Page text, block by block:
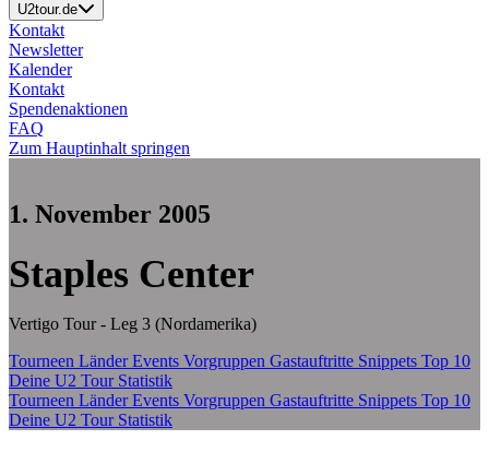
U2tour.de
Kontakt
Newsletter
Kalender
Kontakt
Spendenaktionen
FAQ
Zum Hauptinhalt springen
1. November 2005
Staples Center
Vertigo Tour - Leg 3 (Nordamerika)
Tourneen LänderEvents Vorgruppen Gastauftritte Snippets Top 10
Deine U2 Tour Statistik
Tourneen LänderEvents Vorgruppen Gastauftritte Snippets Top 10
Deine U2 Tour Statistik